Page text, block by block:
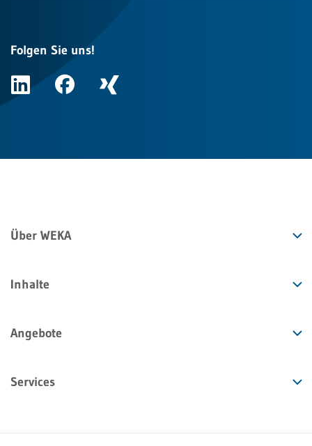
Folgen Sie uns!
Über WEKA
Inhalte
Angebote
Services